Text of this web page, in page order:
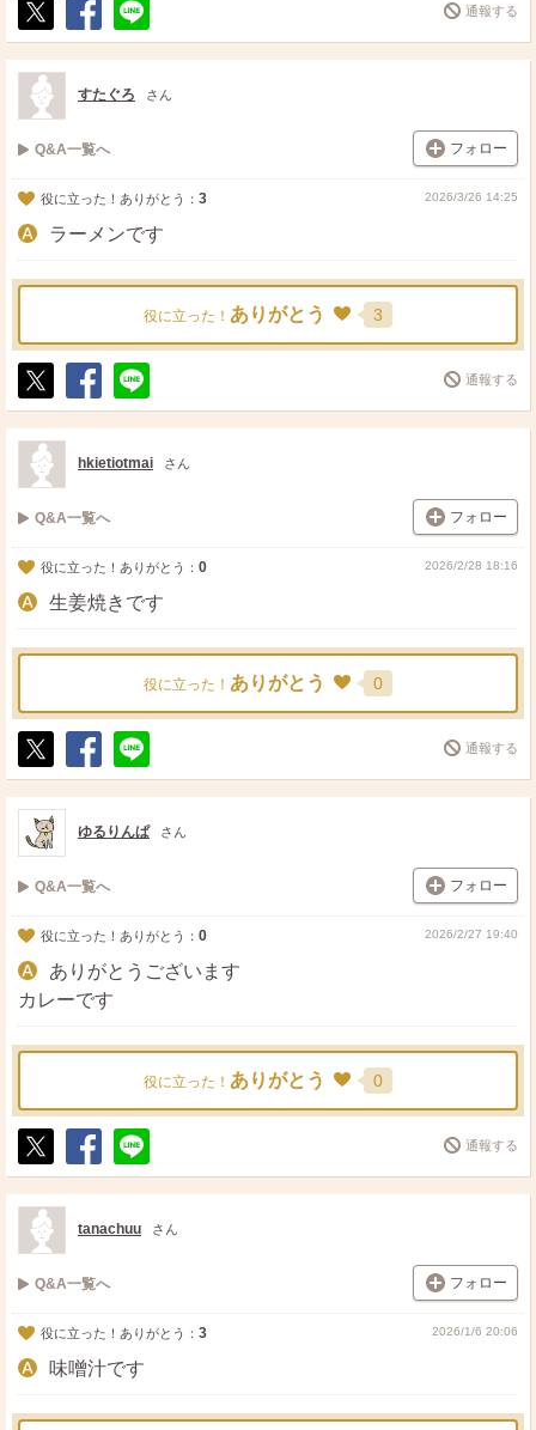
ポ
ス
ト
シ
ェ
送
る
通報する
すたぐろ さん
Q&A一覧へ フォロー
役に立った！ありがとう： 3 2026/3/26 14:25
ラーメンです
役に立った！ ありがとう 3
ポ
ス
ト
シ
ェ
送
る
通報する
hkietiotmai さん
Q&A一覧へ フォロー
役に立った！ありがとう： 0 2026/2/28 18:16
生姜焼きです
役に立った！ ありがとう 0
ポ
ス
ト
シ
ェ
送
る
通報する
ゆるりんぱ さん
Q&A一覧へ フォロー
役に立った！ありがとう： 0 2026/2/27 19:40
ありがとうございます
カレーです
役に立った！ ありがとう 0
ポ
ス
ト
シ
ェ
送
る
通報する
tanachuu さん
Q&A一覧へ フォロー
役に立った！ありがとう： 3 2026/1/6 20:06
味噌汁です